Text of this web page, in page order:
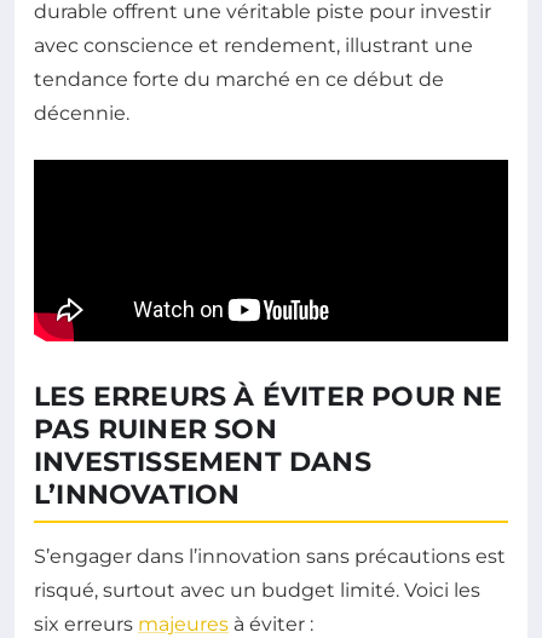
durable offrent une véritable piste pour investir
avec conscience et rendement, illustrant une
tendance forte du marché en ce début de
décennie.
LES ERREURS À ÉVITER POUR NE
PAS RUINER SON
INVESTISSEMENT DANS
L’INNOVATION
S’engager dans l’innovation sans précautions est
risqué, surtout avec un budget limité. Voici les
six erreurs majeures à éviter :